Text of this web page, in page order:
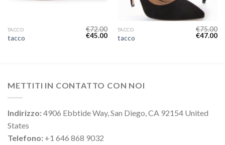
TACCO
tacco
€72.00
€45.00
TACCO
tacco
€75.00
€47.00
METTITI IN CONTATTO CON NOI
Indirizzo:4906 Ebbtide Way, San Diego, CA 92154 United
States
Telefono: +1 646 868 9032